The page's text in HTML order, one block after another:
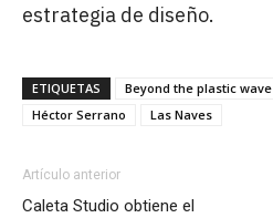
estrategia de diseño.
ETIQUETAS Beyond the plastic wave
Héctor Serrano
Las Naves
Artículo anterior
Caleta Studio obtiene el